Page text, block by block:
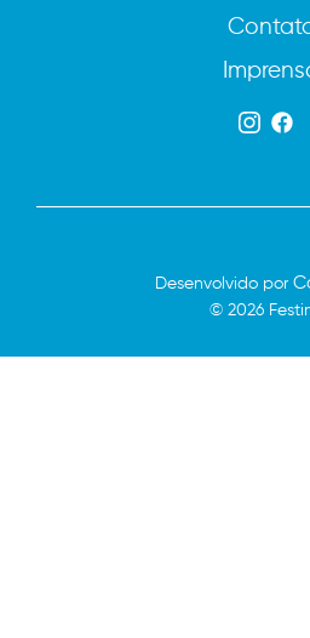
© 2026
Desenvolvido por